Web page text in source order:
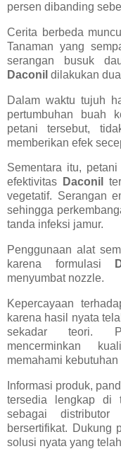
persen dibanding
Cerita berbeda
Tanaman yang
serangan busuk
Daconil dilakukan
Dalam waktu tujuh
pertumbuhan buah
petani tersebut,
memberikan efek
Sementara itu,
efektivitas
Daconil
vegetatif. Serangan
sehingga
tanda infeksi jamur.
Penggunaan alat
karena formulasi
menyumbat nozzle.
Kepercayaan
karena hasil nyata
sekadar teori.
mencerminkan
memahami
Informasi produk,
tersedia lengkap di
sebagai
bersertifikat. Dukung
solusi nyata yang